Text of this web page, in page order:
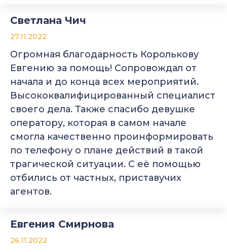
Светлана Чич
27.11.2022
Огромная благодарность Королькову
Евгению за помощь! Сопровождал от
начала и до конца всех мероприятий.
Высококвалифицированный специалист
своего дела. Также спасибо девушке
оператору, которая в самом начале
смогла качественно проинформировать
по телефону о плане действий в такой
трагической ситуации. С её помощью
отбились от частных, приставучих
агентов.
Евгения Смирнова
26.11.2022